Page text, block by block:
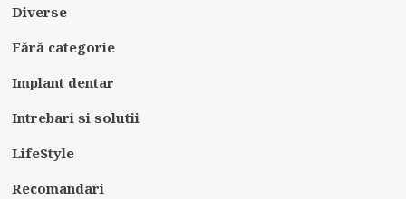
Diverse
Fără categorie
Implant dentar
Intrebari si solutii
LifeStyle
Recomandari